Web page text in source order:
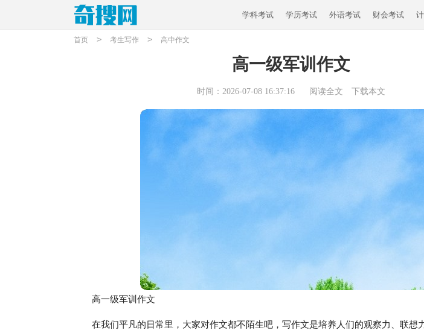
学科考试 学历考试 外语考试 财会考试
首页 > 考生写作 > 高中作文
高一级军训作文
时间：2026-07-08 16:37:16 阅读全文 下载本文
高一级军训作文
在我们平凡的日常里，大家对作文都不陌生吧，写作文是培养人们的观察力、联想